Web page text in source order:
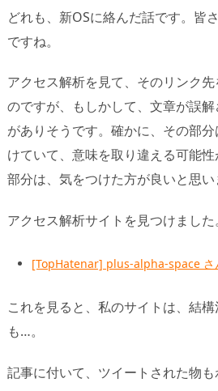
どれも、新OSに絡んだ話です。皆
ですね。
アクセス解析を見て、そのリンク
のですが、もしかして、文章が誤
がありそうです。確かに、その部
けていて、意味を取り違える可能
部分は、気をつけた方が良いと思い
アクセス解析サイトを見つけました。
[TopHatenar] plus-alpha-space さ
これを見ると、私のサイトは、結
も…。
記事に付いて、ツイートされた物も